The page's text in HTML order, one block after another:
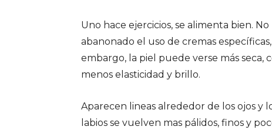
Uno hace ejercicios, se alimenta bien. No
abanonado el uso de cremas específicas,
embargo, la piel puede verse más seca,
menos elasticidad y brillo.
Aparecen lineas alrededor de los ojos y
labios se vuelven mas pálidos, finos y